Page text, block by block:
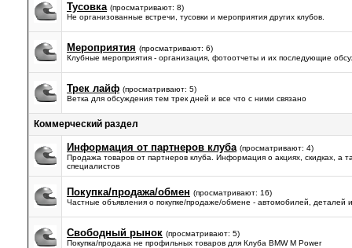
Тусовка (просматривают: 8)
Не организованные встречи, тусовки и мероприятия других клубов.
Мероприятия (просматривают: 6)
Клубные мероприятия - организация, фотоотчеты и их последующие
Трек лайф (просматривают: 5)
Ветка для обсуждения тем трек дней и все что с ними связано
Коммерческий раздел
Информация от партнеров клуба (просматривают: 4)
Продажа товаров от партнеров клуба. Информация о акциях, скидках, а
специалистов
Покупка/продажа/обмен (просматривают: 16)
Частные объявления о покупке/продаже/обмене - автомобилей, деталей
Свободный рынок (просматривают: 5)
Покупка/продажа не профильных товаров для Клуба BMW M Power